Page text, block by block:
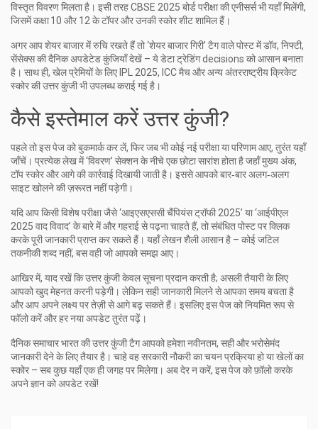
विस्तृत विवरण मिलता है। इसी तरह CBSE 2025 बोर्ड परीक्षा की एनीसर्स भी यहाँ मिलेंगी,
जिसमें कक्षा 10 और 12 के टॉपर और उनकी स्कोर शीट शामिल हैं।
अगर आप शेयर बाजार में रुचि रखते हैं तो ‘शेयर बाजार गिरी’ टैग वाले पोस्ट में डॉव, निफ्टी,
सेंसेक्स की दैनिक अपडेटेड कुंजियाँ देखें – ये डेटा ट्रेडिंग decisions को आसान बनाता
है। साथ ही, खेल प्रेमियों के लिए IPL 2025, ICC मैच और अन्य अंतरराष्ट्रीय क्रिकेट
स्कोर की उत्तर कुंजी भी उपलब्ध कराई गई है।
कैसे इस्तेमाल करें उत्तर कुंजी?
पहले तो इस पेज को बुकमार्क कर लें, फिर जब भी कोई नई परीक्षा या परिणाम आए, तुरंत यहाँ
जाँचें। प्रत्येक लेख में ‘विवरण’ सेक्शन के नीचे एक छोटा सारांश होता है जहाँ मुख्य अंक,
टॉप स्कोर और आगे की कार्रवाई दिखायी जाती है। इससे आपको बार‑बार अलग‑अलग
साइट खोलने की ज़रूरत नहीं पड़ेगी।
यदि आप किसी विशेष परीक्षा जैसे ‘आइएसएससी चैंपियंस ट्रॉफी 2025’ या ‘आईपीएल
2025 वाद विवाद’ के बारे में और गहराई से पढ़ना चाहते हैं, तो संबंधित पोस्ट पर क्लिक
करके पूरी जानकारी प्राप्त कर सकते हैं। यहाँ लेखन शैली आसान है – कोई जटिल
तकनीकी शब्द नहीं, बस वही जो आपको समझ आए।
आखिर में, याद रखें कि उत्तर कुंजी केवल सूचना प्रदान करती है; असली तैयारी के लिए
आपको खुद मेहनत करनी पड़ेगी। लेकिन सही जानकारी मिलने से आपका समय बचता है
और आप अपने लक्ष्य पर तेज़ी से आगे बढ़ सकते हैं। इसलिए इस पेज को नियमित रूप से
फॉलो करें और हर नया अपडेट तुरंत पढ़ें।
दैनिक समाचार भारत की उत्तर कुंजी टैग आपको हमेशा नवीनतम, सही और भरोसेमंद
जानकारी देने के लिए तैयार है। चाहे वह सरकारी नौकरी का चयन प्रक्रिया हो या खेलों का
स्कोर – सब कुछ यहाँ एक ही जगह पर मिलेगा। अब देर न करें, इस पेज को फ़ॉलो करके
अपने ज्ञान को अपडेट रखें!